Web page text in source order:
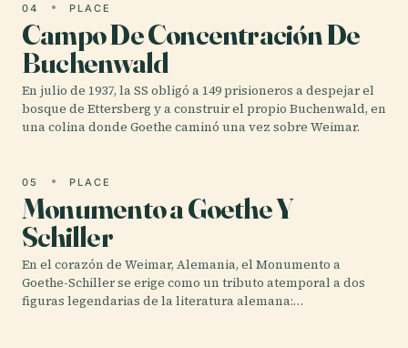
04 PLACE
Campo De Concentración De
Buchenwald
En julio de 1937, la SS obligó a 149 prisioneros a despejar el
bosque de Ettersberg y a construir el propio Buchenwald, en
una colina donde Goethe caminó una vez sobre Weimar.
05 PLACE
Monumento a Goethe Y
Schiller
En el corazón de Weimar, Alemania, el Monumento a
Goethe-Schiller se erige como un tributo atemporal a dos
figuras legendarias de la literatura alemana:…